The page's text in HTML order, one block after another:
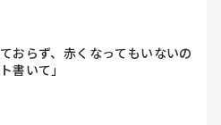
おらず、赤くなってもいないの
書いて」